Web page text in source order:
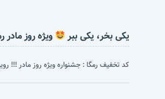
یکی بخر، یکی ببر ویژه روز مادر
کد تخفیف رمگا : جشنواره ویژه روز مادر !!!